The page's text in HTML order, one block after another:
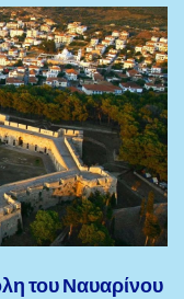
του Ναυαρίνου